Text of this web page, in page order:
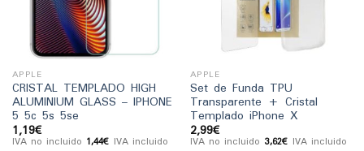
APPLE
CRISTAL TEMPLADO HIGH
ALUMINIUM GLASS – IPHONE
5 5c 5s 5se
1,19€
IVA no incluido 1,44€ IVA incluido
APPLE
Set de Funda TPU
Transparente + Cristal
Templado iPhone X
2,99€
IVA no incluido 3,62€ IVA incluido